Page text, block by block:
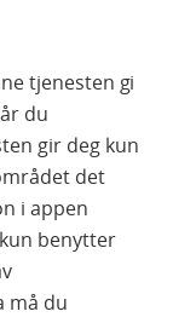
tjenesten gi
du
gir deg kun
det
i appen
benytter
må du